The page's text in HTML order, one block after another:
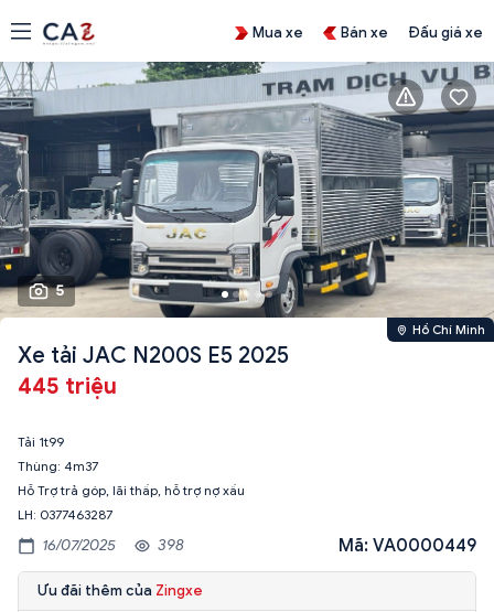
Mua xe Bán xe Đấu giá xe
5
Hồ Chí Minh
Xe tải JAC N200S E5 2025
445 triệu
Tải 1t99
Thùng: 4m37
Hỗ Trợ trả góp, lãi thấp, hỗ trợ nợ xấu
LH: 0377463287
16/07/2025 398 Mã: VA0000449
Ưu đãi thêm của Zingxe